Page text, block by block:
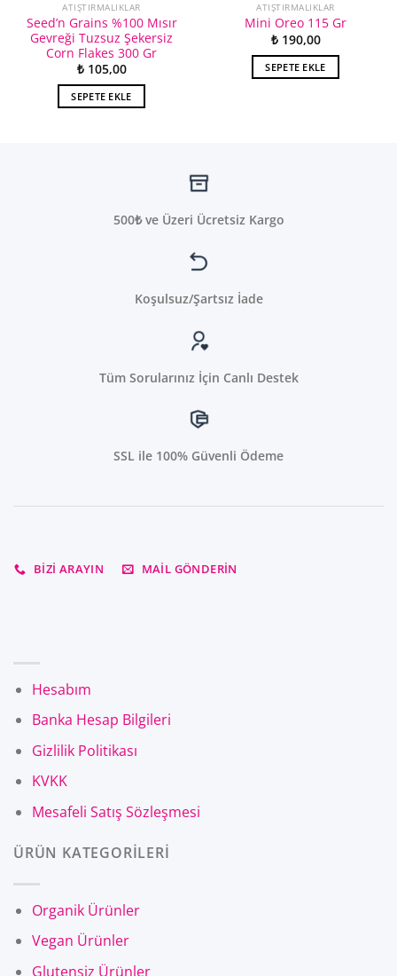
ATIŞTIRMALIKLAR
Seed’n Grains %100 Mısır
Gevreği Tuzsuz Şekersiz
Corn Flakes 300 Gr
₺105,00
SEPETE EKLE
ATIŞTIRMALIKLAR
Mini Oreo 115 Gr
₺190,00
SEPETE EKLE
500₺ ve Üzeri Ücretsiz Kargo
Koşulsuz/Şartsız İade
Tüm Sorularınız İçin Canlı Destek
SSL ile 100% Güvenli Ödeme
BIZI ARAYIN MAIL GÖNDERIN
Hesabım
Banka Hesap Bilgileri
Gizlilik Politikası
KVKK
Mesafeli Satış Sözleşmesi
ÜRÜN KATEGORİLERİ
Organik Ürünler
Vegan Ürünler
Glutensiz Ürünler